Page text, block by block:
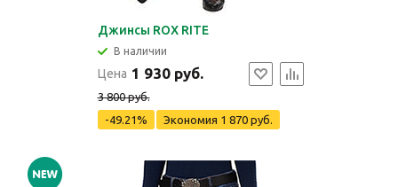
Джинсы ROX RITE
В наличии
Цена 1 930 руб.
3 800 руб.
-49.21%
Экономия 1 870 руб.